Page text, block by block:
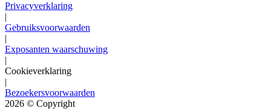
Privacyverklaring
|
Gebruiksvoorwaarden
|
Exposanten waarschuwing
|
Cookieverklaring
|
Bezoekersvoorwaarden
2026 © Copyright